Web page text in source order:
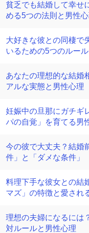
貧乏でも結婚して幸せ
める5つの法則と男性
大好きな彼との同棲で
いるための5つのルー
あなたの理想的な結婚
アルな実態と男性心理
妊娠中の旦那にガチギ
パの自覚」を育てる男
今の彼で大丈夫？結婚
件」と「ダメな条件」
料理下手な彼女との結
マズ」の特徴と愛され
理想の夫婦になるには
対ルールと男性心理